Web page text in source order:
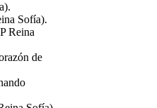
Sofía).
Reina
de